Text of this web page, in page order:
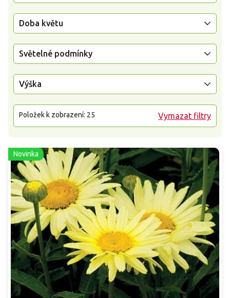
Doba květu
Světelné podmínky
Výška
Vymazat filtry
Položek k zobrazení: 25
Novinka